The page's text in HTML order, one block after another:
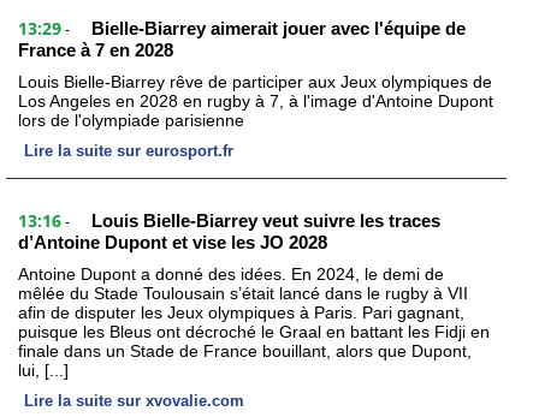
13:29 -
Bielle-Biarrey aimerait jouer avec l'équipe de
France à 7 en 2028
Louis Bielle-Biarrey rêve de participer aux Jeux olympiques de
Los Angeles en 2028 en rugby à 7, à l'image d'Antoine Dupont
lors de l'olympiade parisienne
Lire la suite sur eurosport.fr
13:16 -
Louis Bielle-Biarrey veut suivre les traces
d’Antoine Dupont et vise les JO 2028
Antoine Dupont a donné des idées. En 2024, le demi de
mêlée du Stade Toulousain s’était lancé dans le rugby à VII
afin de disputer les Jeux olympiques à Paris. Pari gagnant,
puisque les Bleus ont décroché le Graal en battant les Fidji en
finale dans un Stade de France bouillant, alors que Dupont,
lui, [...]
Lire la suite sur xvovalie.com